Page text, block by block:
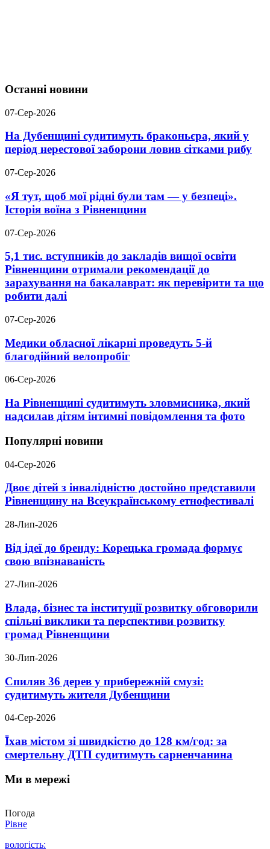
Останні новини
07-Сер-2026
На Дубенщині судитимуть браконьєра, який у
період нерестової заборони ловив сітками рибу
07-Сер-2026
«Я тут, щоб мої рідні були там — у безпеці».
Історія воїна з Рівненщини
07-Сер-2026
5,1 тис. вступників до закладів вищої освіти
Рівненщини отримали рекомендації до
зарахування на бакалаврат: як перевірити та що
робити далі
07-Сер-2026
Медики обласної лікарні проведуть 5-й
благодійний велопробіг
06-Сер-2026
На Рівненщині судитимуть зловмисника, який
надсилав дітям інтимні повідомлення та фото
Популярні новини
04-Сер-2026
Двоє дітей з інвалідністю достойно представили
Рівненщину на Всеукраїнському етнофестивалі
28-Лип-2026
Від ідеї до бренду: Корецька громада формує
свою впізнаваність
27-Лип-2026
Влада, бізнес та інституції розвитку обговорили
спільні виклики та перспективи розвитку
громад Рівненщини
30-Лип-2026
Спиляв 36 дерев у прибережній смузі:
судитимуть жителя Дубенщини
04-Сер-2026
Їхав містом зі швидкістю до 128 км/год: за
смертельну ДТП судитимуть сарненчанина
Ми в мережі
Погода
Рівне
вологість: